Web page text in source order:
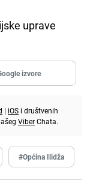
uprave
izvore
| iOS i društvenih
ViberChata.
#Općina Ilidža